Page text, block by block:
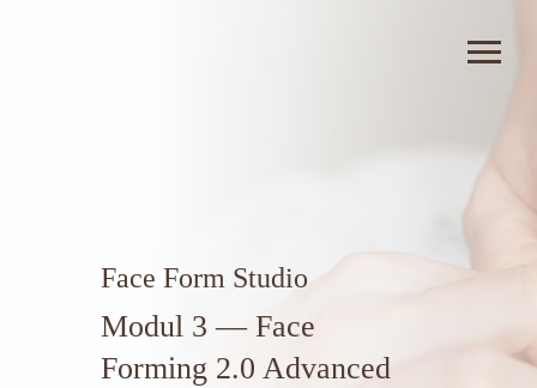
Modul 3 — Face
Forming 2.0 Advanced
Face Form Studio